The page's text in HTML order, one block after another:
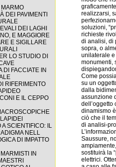
MARMO
DEI PAVIMENTI
DEI LAGHI
E MAGGIORE
E SIGILLARE
LO STUDIO DI
DI FACCIATE IN
RIFERIMENTO
E IL CEPPO
A SCIENTIFICO: IL
NELL
DI IMPATTO
IN